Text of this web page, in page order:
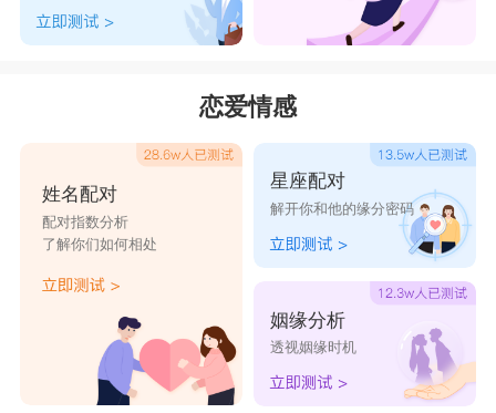
冠旋 环磊
恋爱情感
姓名配对
配对指数分析
了解你们如何相处
星座配对
解开你和他的缘分密码
姻缘分析
透视姻缘时机